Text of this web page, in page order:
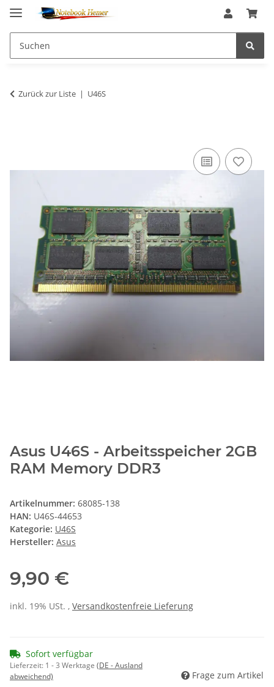
Zurück zur Liste U46S
Asus U46S - Arbeitsspeicher 2GB
RAM Memory DDR3
Artikelnummer: 68085-138
HAN: U46S-44653
Kategorie: U46S
Hersteller: Asus
9,90 €
inkl. 19% USt. , Versandkostenfreie Lieferung
Sofort verfügbar
Lieferzeit: 1 - 3 Werktage (DE - Ausland
abweichend)
Frage zum Artikel